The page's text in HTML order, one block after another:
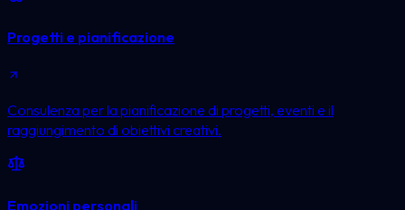
Progetti e pianificazione
Consulenza per la pianificazione di progetti, eventi e il
raggiungimento di obiettivi creativi.
Emozioni personali